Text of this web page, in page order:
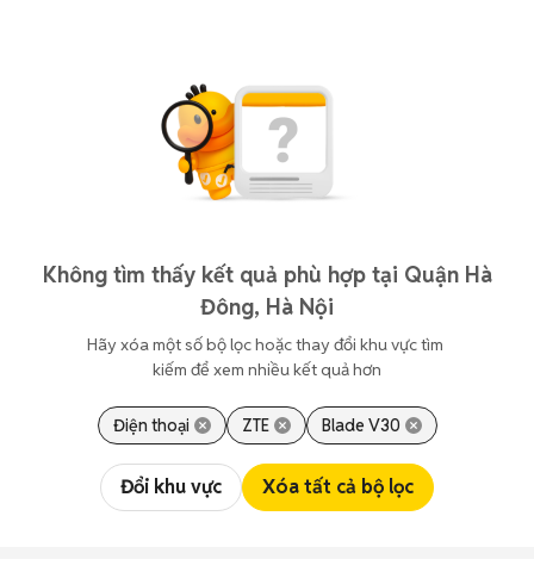
Không tìm thấy kết quả phù hợp tại Quận Hà
Đông, Hà Nội
Hãy xóa một số bộ lọc hoặc thay đổi khu vực tìm
kiếm để xem nhiều kết quả hơn
Điện thoại ZTE Blade V30
Đổi khu vực Xóa tất cả bộ lọc